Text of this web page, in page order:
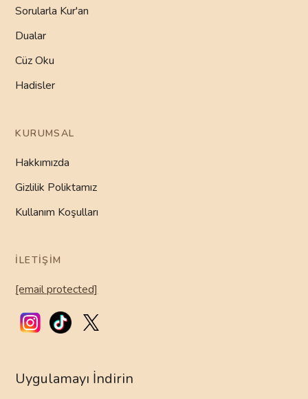
Sorularla Kur'an
Dualar
Cüz Oku
Hadisler
KURUMSAL
Hakkımızda
Gizlilik Poliktamız
Kullanım Koşulları
İLETIŞIM
[email protected]
Uygulamayı İndirin